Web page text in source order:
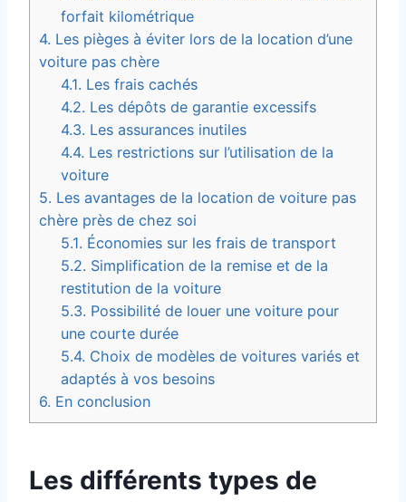
forfait kilométrique
4. Les pièges à éviter lors de la location d’une
voiture pas chère
4.1. Les frais cachés
4.2. Les dépôts de garantie excessifs
4.3. Les assurances inutiles
4.4. Les restrictions sur l’utilisation de la
voiture
5. Les avantages de la location de voiture pas
chère près de chez soi
5.1. Économies sur les frais de transport
5.2. Simplification de la remise et de la
restitution de la voiture
5.3. Possibilité de louer une voiture pour
une courte durée
5.4. Choix de modèles de voitures variés et
adaptés à vos besoins
6. En conclusion
Les différents types de